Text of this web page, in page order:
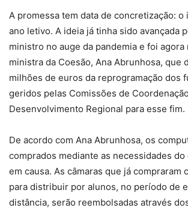
A promessa tem data de concretização:
ano letivo. A ideia já tinha sido avançada
ministro no auge da pandemia e foi agora
ministra da Coesão, Ana Abrunhosa, que
milhões de euros da reprogramação dos
geridos pelas Comissões de
Desenvolvimento Regional para esse fim.
De acordo com Ana Abrunhosa, os
comprados mediante as necessidades
em causa. As câmaras que já compraram
para distribuir por alunos, no período de
distância, serão reembolsadas através